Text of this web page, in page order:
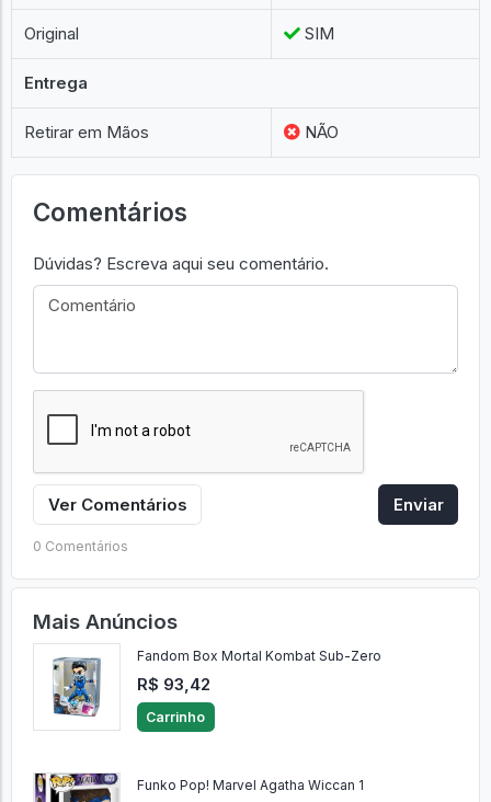
Original SIM
Entrega
Retirar em Mãos NÃO
Comentários
Dúvidas? Escreva aqui seu comentário.
Ver Comentários Enviar
0 Comentários
Mais Anúncios
Fandom Box Mortal Kombat Sub-Zero
R$ 93,42
Carrinho
Funko Pop! Marvel Agatha Wiccan 1